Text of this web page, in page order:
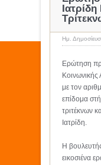
Ημ.
Ερώτηση
Κοινωνικής
με τον
επίδομα
τριτέκνων
Ιατρίδη.
Η
εικοσιένα